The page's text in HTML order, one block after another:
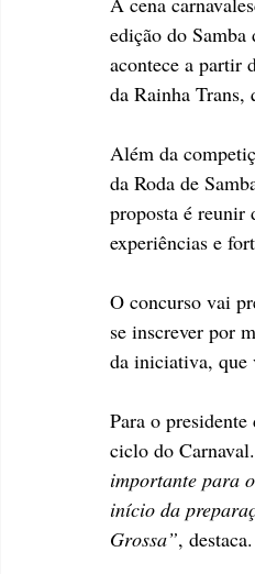
edição do
acontece a partir
da Rainha Trans,
Além da
da Roda de
proposta é reunir
experiências e
O concurso vai
se inscrever por
da iniciativa, que
Para o
ciclo do Carnaval.
importante para
início da
Grossa”, destaca.